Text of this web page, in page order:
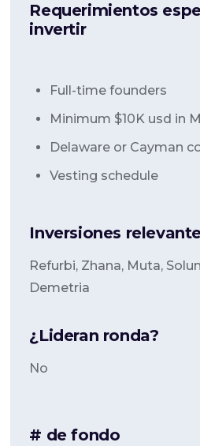
Requerimientos
invertir
Full-time founders
Minimum $10K usd in
Delaware or Cayman
Vesting schedule
Inversiones
Refurbi, Zhana, Muta,
Demetria
¿Lideran ronda?
No
# de fondo